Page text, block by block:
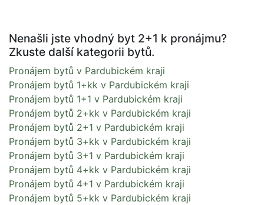
Nenašli jste vhodný byt 2+1 k pronájmu?
Zkuste další kategorii bytů.
Pronájem bytů v Pardubickém kraji
Pronájem bytů 1+kk v Pardubickém kraji
Pronájem bytů 1+1 v Pardubickém kraji
Pronájem bytů 2+kk v Pardubickém kraji
Pronájem bytů 2+1 v Pardubickém kraji
Pronájem bytů 3+kk v Pardubickém kraji
Pronájem bytů 3+1 v Pardubickém kraji
Pronájem bytů 4+kk v Pardubickém kraji
Pronájem bytů 4+1 v Pardubickém kraji
Pronájem bytů 5+kk v Pardubickém kraji